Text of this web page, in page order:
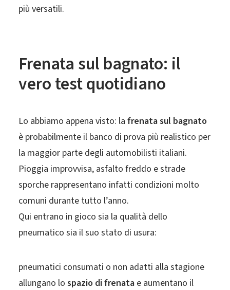
più versatili.
Frenata sul bagnato: il
vero test quotidiano
Lo abbiamo appena visto: la frenata sul bagnato
è probabilmente il banco di prova più realistico per
la maggior parte degli automobilisti italiani.
Pioggia improvvisa, asfalto freddo e strade
sporche rappresentano infatti condizioni molto
comuni durante tutto l’anno.
Qui entrano in gioco sia la qualità dello
pneumatico sia il suo stato di usura:
pneumatici consumati o non adatti alla stagione
allungano lo spazio di frenata e aumentano il